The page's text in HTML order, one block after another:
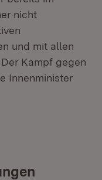
nicht
und mit allen
Kampf gegen
Innenminister